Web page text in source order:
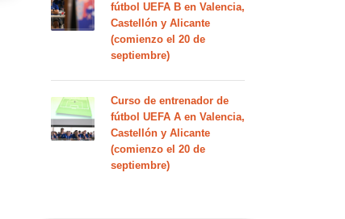
fútbol UEFA B en Valencia,
Castellón y Alicante
(comienzo el 20 de
septiembre)
Curso de entrenador de
fútbol UEFA A en Valencia,
Castellón y Alicante
(comienzo el 20 de
septiembre)